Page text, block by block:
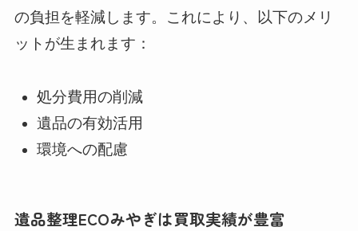
の負担を軽減します。これにより、以下のメリ
ットが生まれます：
処分費用の削減
遺品の有効活用
環境への配慮
遺品整理ECOみやぎは買取実績が豊富